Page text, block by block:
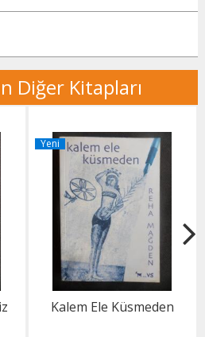
Diğer Kitapları
Yeni
Kalem Ele Küsmeden